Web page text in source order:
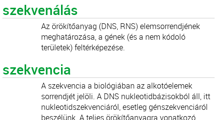
szekvenálás
Az örökítőanyag (DNS, RNS) elemsorrendjének
meghatározása, a gének (és a nem kódoló
területek) feltérképezése.
szekvencia
A szekvencia a biológiában az alkotóelemek
sorrendjét jelöli. A DNS nukleotidbázisokból áll, itt
nukleotidszekvenciáról, esetleg génszekvenciáról
beszélünk. A teljes örökítőanyagra vonatkozó